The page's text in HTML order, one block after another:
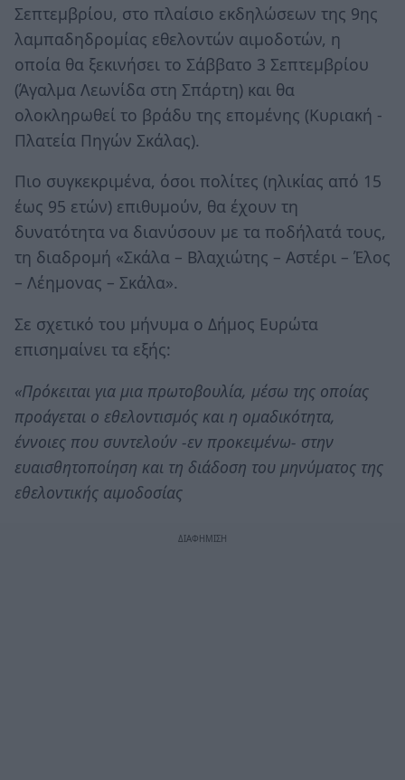
Σεπτεμβρίου, στο πλαίσιο εκδηλώσεων της 9ης
λαμπαδηδρομίας εθελοντών αιμοδοτών, η
οποία θα ξεκινήσει το Σάββατο 3 Σεπτεμβρίου
(Άγαλμα Λεωνίδα στη Σπάρτη) και θα
ολοκληρωθεί το βράδυ της επομένης (Κυριακή -
Πλατεία Πηγών Σκάλας).
Πιο συγκεκριμένα, όσοι πολίτες (ηλικίας από 15
έως 95 ετών) επιθυμούν, θα έχουν τη
δυνατότητα να διανύσουν με τα ποδήλατά τους,
τη διαδρομή «Σκάλα – Βλαχιώτης – Αστέρι – Έλος
– Λέημονας – Σκάλα».
Σε σχετικό του μήνυμα ο Δήμος Ευρώτα
επισημαίνει τα εξής:
«Πρόκειται για μια πρωτοβουλία, μέσω της οποίας
προάγεται ο εθελοντισμός και η ομαδικότητα,
έννοιες που συντελούν -εν προκειμένω- στην
ευαισθητοποίηση και τη διάδοση του μηνύματος της
εθελοντικής αιμοδοσίας